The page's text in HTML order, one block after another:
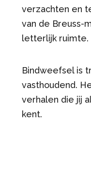
verzachten en
van de Breuss-
letterlijk ruimte.
Bindweefsel is
vasthoudend.
verhalen die jij
kent.